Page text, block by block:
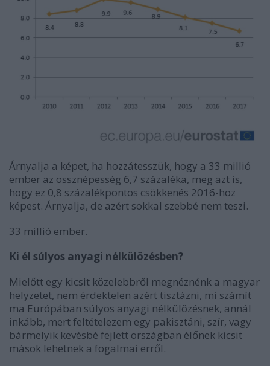
Árnyalja a képet, ha hozzátesszük, hogy a 33 millió
ember az össznépesség 6,7 százaléka, meg azt is,
hogy ez 0,8 százalékpontos csökkenés 2016-hoz
képest. Árnyalja, de azért sokkal szebbé nem teszi.
33 millió ember.
Ki él súlyos anyagi nélkülözésben?
Mielőtt egy kicsit közelebbről megnéznénk a magyar
helyzetet, nem érdektelen azért tisztázni, mi számít
ma Európában súlyos anyagi nélkülözésnek, annál
inkább, mert feltételezem egy pakisztáni, szír, vagy
bármelyik kevésbé fejlett országban élőnek kicsit
mások lehetnek a fogalmai erről.